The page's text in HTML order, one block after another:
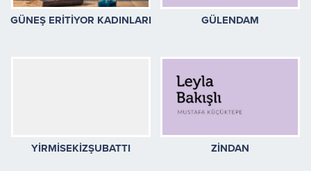
GÜNEŞ ERİTİYOR KADINLARI GÜLENDAM
YİRMİSEKİZŞUBATTI ZİNDAN